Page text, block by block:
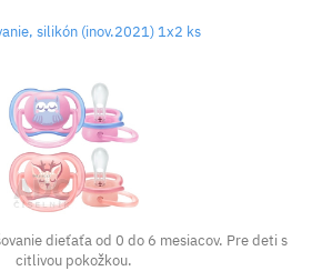
silikón (inov.2021) 1x2 ks
dieťaťa od 0 do 6 mesiacov. Pre deti s
citlivou pokožkou.